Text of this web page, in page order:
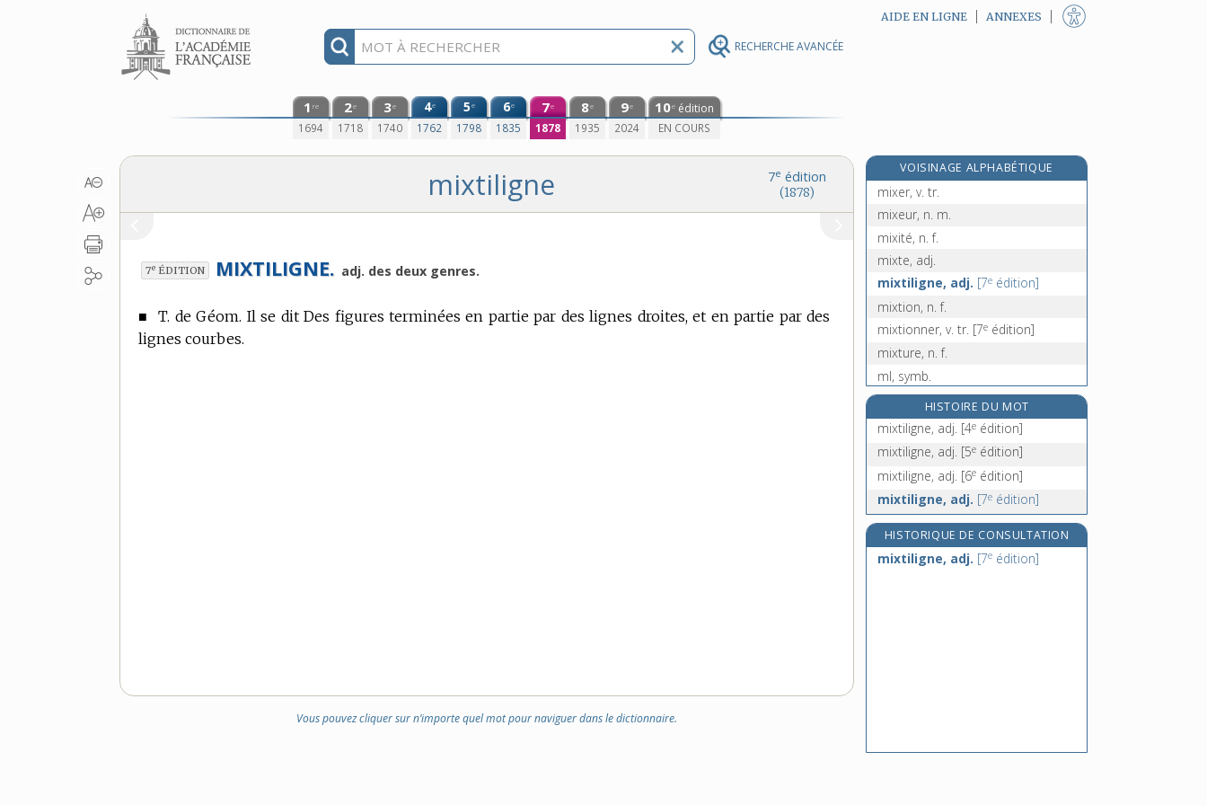
RECHERCHE AVANCÉE
Aller au contenu AIDE EN LIGNE ANNEXES
1 re
1694
2e
1718
3e
1740
4e
1762
5e
1798
6e
1835
7e
1878
8e
1935
9e
2024
10e édition
EN COURS
7e édition
(1878)
mixtiligne
7e ÉDITION MIXTILIGNE. adj. des deux genres.
■T. de Géom. Il se dit Des figures terminées en partie par des lignes droites, et en partie par des
lignes courbes.
Vous pouvez cliquer sur n’importe quel mot pour naviguer dans le dictionnaire.
VOISINAGE ALPHABÉTIQUE
mixage, n. m.
mixer, v. tr.
mixeur, n. m.
mixité, n. f.
mixte, adj.
mixtiligne, adj. [7e édition]
mixtion, n. f.
mixtionner, v. tr. [7e édition]
mixture, n. f.
ml, symb.
Mlle, abrév.
mm, symb.
MM., abrév.
Mme, abrév.
HISTOIRE DU MOT
mixtiligne, adj. [4e édition]
mixtiligne, adj. [5e édition]
mixtiligne, adj. [6e édition]
mixtiligne, adj. [7e édition]
HISTORIQUE DE CONSULTATION
mixtiligne, adj. [7e édition]